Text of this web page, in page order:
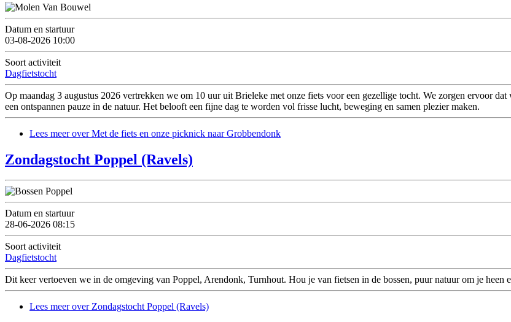
Datum en startuur
03-08-2026 10:00
Soort activiteit
Dagfietstocht
Op maandag 3 augustus 2026 vertrekken we om 10 uur uit Brieleke met onze fiets voor een gezellige tocht. We zorgen ervoor
een ontspannen pauze in de natuur. Het belooft een fijne dag te worden vol frisse lucht, beweging en samen plezier maken.
Lees meerover Met de fiets en onze picknick naar Grobbendonk
Zondagstocht Poppel (Ravels)
Datum en startuur
28-06-2026 08:15
Soort activiteit
Dagfietstocht
Dit keer vertoeven we in de omgeving van Poppel, Arendonk, Turnhout. Hou je van fietsen in de bossen, puur natuur om je
Lees meerover Zondagstocht Poppel (Ravels)